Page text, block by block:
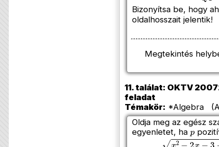
Bizonyítsa be, hogy
oldalhosszait jelentik!
Megtekintés
11. találat: OKTV
feladat
Témakör: *Algebra
Oldja meg az egész
egyenletet, ha p
2−2x−3−p2